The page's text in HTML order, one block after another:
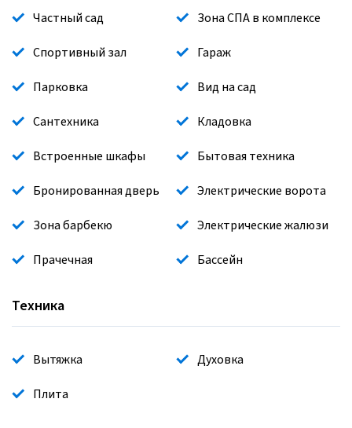
Частный сад
Зона СПА в комплексе
Спортивный зал
Гараж
Парковка
Вид на сад
Сантехника
Кладовка
Встроенные шкафы
Бытовая техника
Бронированная дверь
Электрические ворота
Зона барбекю
Электрические жалюзи
Прачечная
Бассейн
Техника
Вытяжка
Духовка
Плита